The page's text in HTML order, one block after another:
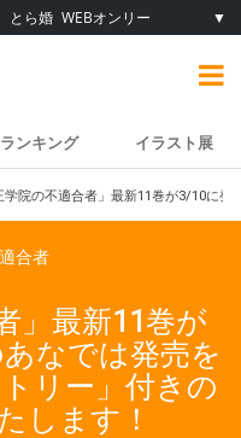
とら婚 WEBオンリー ▼
ランキング イラスト展
学院の不適合者」最新11巻が3/10に
合者
」最新11巻が
なでは発売を
リー」付きの
します！